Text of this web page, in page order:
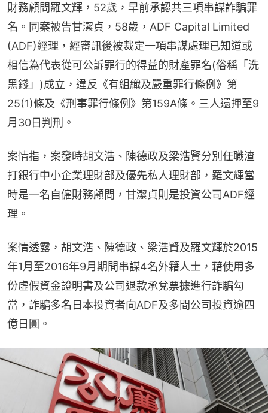
財務顧問羅文輝，52歲，早前承認共三項串謀詐騙罪
名。同案被告甘潔貞，58歲，ADF Capital Limited
(ADF)經理，經審訊後被裁定一項串謀處理已知道或
相信為代表從可公訴罪行的得益的財產罪名(俗稱「洗
黑錢」)成立，違反《有組織及嚴重罪行條例》第
25(1)條及《刑事罪行條例》第159A條。三人還押至9
月30日判刑。
案情指，案發時胡文浩、陳德政及梁浩賢分別任職渣
打銀行中小企業理財部及優先私人理財部，羅文輝當
時是一名自僱財務顧問，甘潔貞則是投資公司ADF經
理。
案情透露，胡文浩、陳德政、梁浩賢及羅文輝於2015
年1月至2016年9月期間串謀4名外籍人士，藉使用多
份虛假資金證明書及公司退款承兌票據進行詐騙勾
當，詐騙多名日本投資者向ADF及多間公司投資逾四
億日圓。